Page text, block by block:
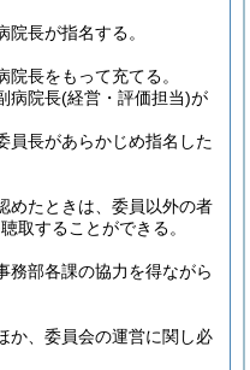
長が指名する。
長をもって充てる。
病院長(経営・評価担当)が
員長があらかじめ指名した
めたときは、委員以外の者
取することができる。
務部各課の協力を得ながら
か、委員会の運営に関し必